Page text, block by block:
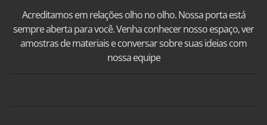
Acreditamos em relações olho no olho. Nossa porta está
sempre aberta para você. Venha conhecer nosso espaço, ver
amostras de materiais e conversar sobre suas ideias com
nossa equipe